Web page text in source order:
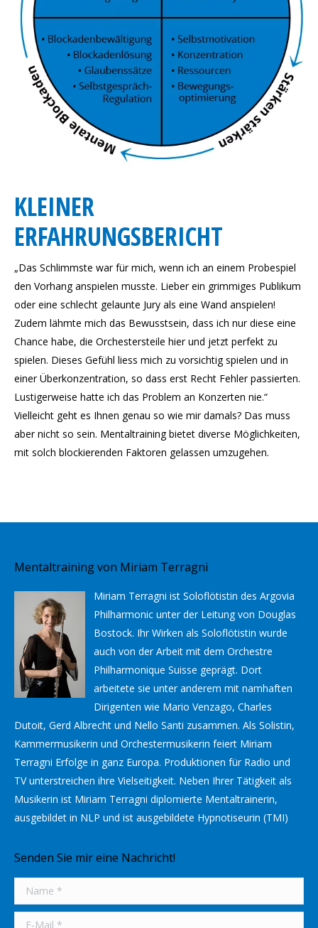
KLEINER
ERFAHRUNGSBERICHT
„Das Schlimmste war für mich, wenn ich an einem Probespiel
den Vorhang anspielen musste. Lieber ein grimmiges Publikum
oder eine schlecht gelaunte Jury als eine Wand anspielen!
Zudem lähmte mich das Bewusstsein, dass ich nur diese eine
Chance habe, die Orchestersteile hier und jetzt perfekt zu
spielen. Dieses Gefühl liess mich zu vorsichtig spielen und in
einer Überkonzentration, so dass erst Recht Fehler passierten.
Lustigerweise hatte ich das Problem an Konzerten nie.“
Vielleicht geht es Ihnen genau so wie mir damals? Das muss
aber nicht so sein. Mentaltraining bietet diverse Möglichkeiten,
mit solch blockierenden Faktoren gelassen umzugehen.
Mentaltraining von Miriam Terragni
Miriam Terragni ist Soloflötistin des Argovia
Philharmonic unter der Leitung von Douglas
Bostock. Ihr Wirken als Soloflötistin wurde
auch von der Arbeit mit dem Orchestre
Philharmonique Suisse geprägt. Dort
arbeitete sie unter anderem mit namhaften
Dirigenten wie Mario Venzago, Charles
Dutoit, Gerd Albrecht und Nello Santi zusammen. Als Solistin,
Kammermusikerin und Orchestermusikerin feiert Miriam
Terragni Erfolge in ganz Europa. Produktionen für Radio und
TV unterstreichen ihre Vielseitigkeit. Neben Ihrer Tätigkeit als
Musikerin ist Miriam Terragni diplomierte Mentaltrainerin,
ausgebildet in NLP und ist ausgebildete Hypnotiseurin (TMI)
Senden Sie mir eine Nachricht!
Name *
E-Mail *